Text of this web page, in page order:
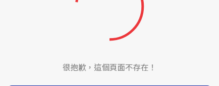
很抱歉，這個頁面不存在！